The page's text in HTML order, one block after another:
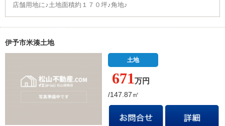
店舗用地に♪土地面積約１７０坪♪角地♪
伊予市米湊土地
土地
671万円
/147.87㎡